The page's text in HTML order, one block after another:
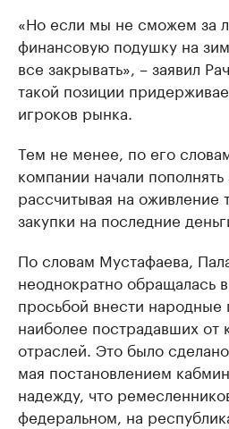
«Но если мы не сможем за
финансовую подушку на
все закрывать», – заявил
такой позиции
игроков рынка.
Тем не менее, по его
компании начали
рассчитывая на оживление
закупки на последние
По словам Мустафаева,
неоднократно обращалась
просьбой внести
наиболее пострадавших от
отраслей. Это было
мая постановлением
надежду, что
федеральном, на